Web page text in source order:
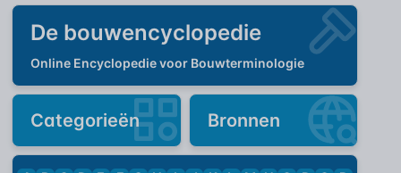
De bouwencyclopedie
Online Encyclopedie voor Bouwterminologie
Categorieën Bronnen